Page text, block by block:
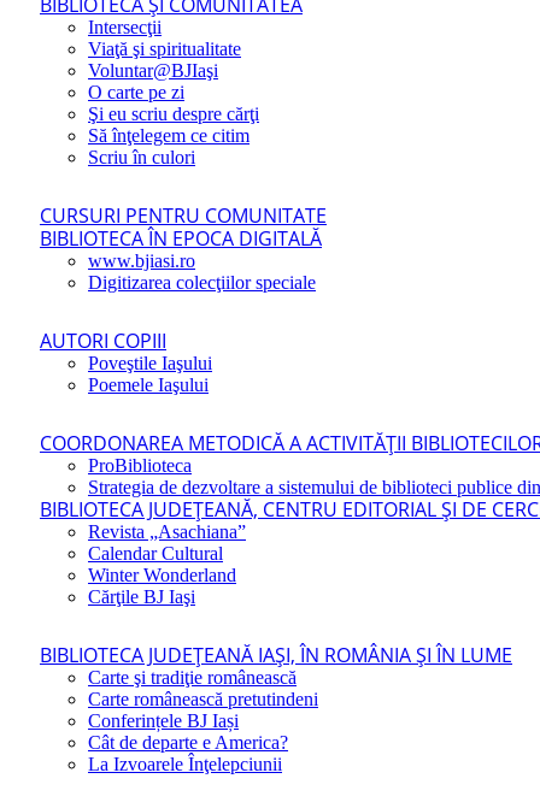
Intersecţii
Viaţă şi spiritualitate
Voluntar@BJIaşi
O carte pe zi
Şi eu scriu despre cărţi
Să înţelegem ce citim
Scriu în culori
CURSURI PENTRU COMUNITATE
BIBLIOTECA ÎN EPOCA DIGITALĂ
www.bjiasi.ro
Digitizarea colecţiilor speciale
AUTORI COPIII
Poveştile Iaşului
Poemele Iaşului
COORDONAREA METODICĂ A ACTIVITĂŢII
ProBiblioteca
Strategia de dezvoltare a sistemului de biblioteci publice
BIBLIOTECA JUDEŢEANĂ, CENTRU EDITORIAL ŞI DE
Revista „Asachiana”
Calendar Cultural
Winter Wonderland
Cărţile BJ Iaşi
BIBLIOTECA JUDEŢEANĂ IAŞI, ÎN ROMÂNIA ŞI ÎN LUME
Carte şi tradiţie românească
Carte românească pretutindeni
Conferințele BJ Iași
Cât de departe e America?
La Izvoarele Înţelepciunii